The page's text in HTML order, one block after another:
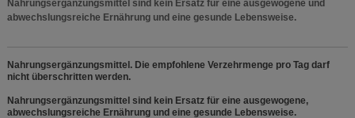
Nahrungsergänzungsmittel sind kein Ersatz für eine ausgewogene und
abwechslungsreiche Ernährung und eine gesunde Lebensweise.
Nahrungsergänzungsmittel. Die empfohlene Verzehrmenge pro Tag darf
nicht überschritten werden.
Nahrungsergänzungsmittel sind kein Ersatz für eine ausgewogene,
abwechslungsreiche Ernährung und eine gesunde Lebensweise.